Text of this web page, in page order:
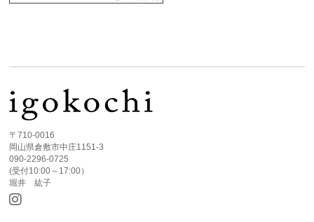
〒710-0016
岡山県倉敷市中庄1151-3
090-2296-0725
(受付10:00～17:00）
堀井 紘子